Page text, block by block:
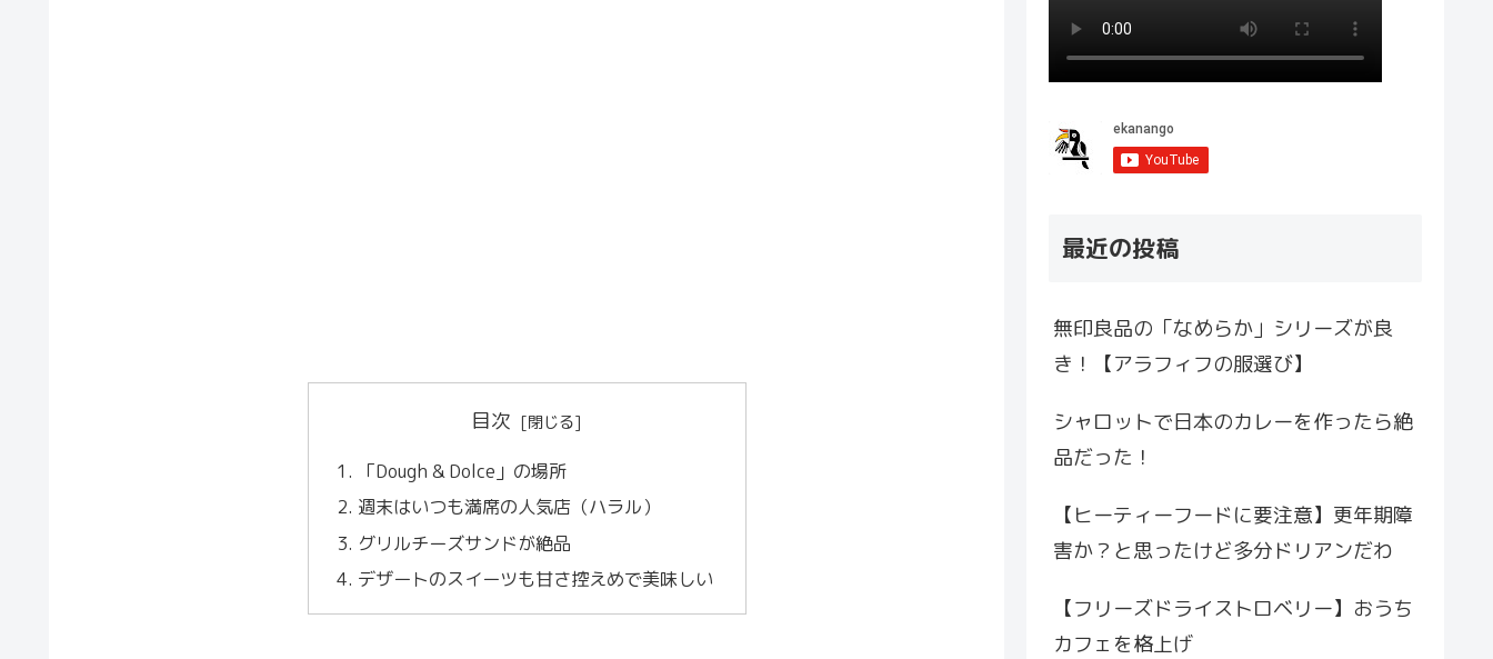
目次
「Dough & Dolce」の場所
週末はいつも満席の人気店（ハラル）
グリルチーズサンドが絶品
デザートのスイーツも甘さ控えめで美味しい
最近の投稿
無印良品の「なめらか」シリーズが良
き！【アラフィフの服選び】
シャロットで日本のカレーを作ったら絶
品だった！
【ヒーティーフードに要注意】更年期障
害か？と思ったけど多分ドリアンだわ
【フリーズドライストロベリー】おうち
カフェを格上げ